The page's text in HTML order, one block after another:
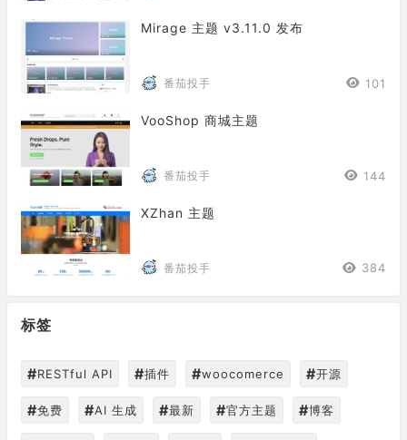
Mirage 主题 v3.11.0 发布
番茄投手 101
VooShop 商城主题
番茄投手 144
XZhan 主题
番茄投手 384
标签
#RESTful API #插件 #woocomerce #开源
#免费 #AI 生成 #最新 #官方主题 #博客